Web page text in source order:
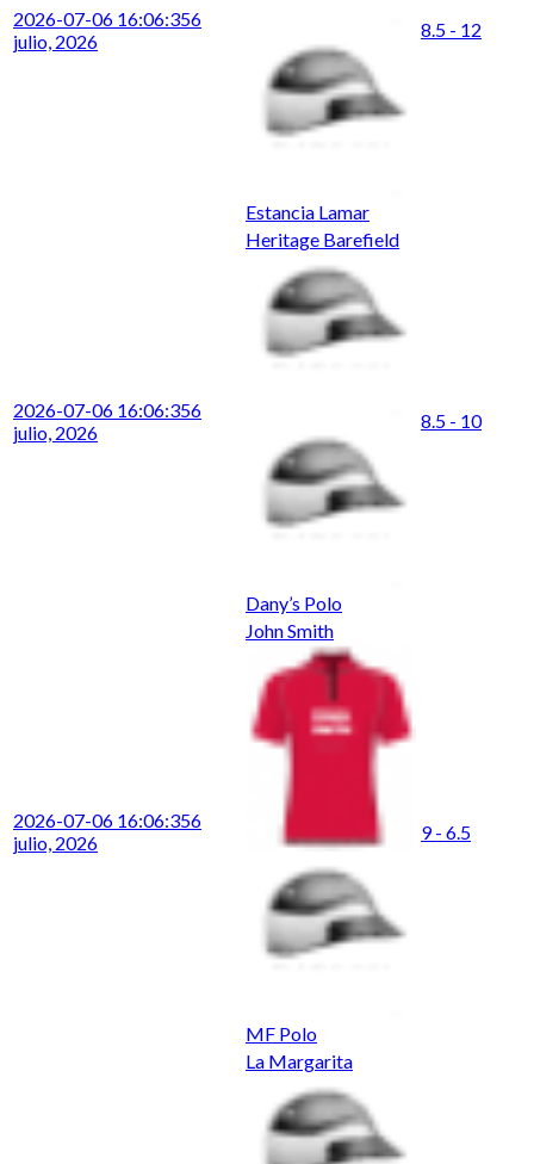
2026-07-06 16:06:356
julio, 2026
Estancia Lamar
8.5 - 12
2026-07-06 16:06:356
julio, 2026
Heritage Barefield
Dany’s Polo
8.5 - 10
2026-07-06 16:06:356
julio, 2026
John Smith
MF Polo
9 - 6.5
La Margarita